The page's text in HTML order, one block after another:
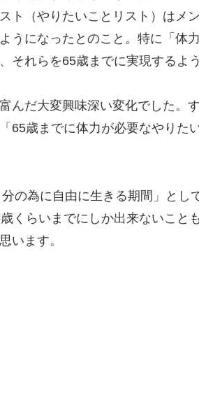
ト（やりたいことリスト）はメ
うになったとのこと。特に「体
それらを65歳までに実現するよ
んだ大変興味深い変化でした。
65歳までに体力が必要なやりた
の為に自由に生きる期間」とし
くらいまでにしか出来ないこと
います。